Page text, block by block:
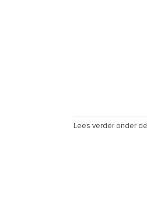
Lees verder onder